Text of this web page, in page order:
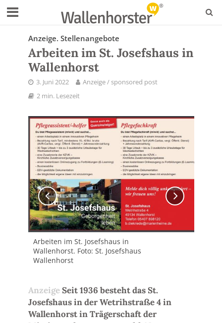
Anzeige. Stellenangebote
Arbeiten im St. Josefshaus in
Wallenhorst
3. Juni 2022
Anzeige / sponsored post
2 min. Lesezeit
Arbeiten im St. Josefshaus in
Wallenhorst. Foto: St. Josefshaus
Wallenhorst
Seit 1936 besteht das St.
Josefshaus in der Wetrihstraße 4 in
Wallenhorst in Trägerschaft der